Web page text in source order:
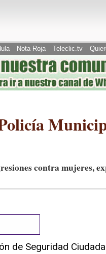
Nota Roja Teleclic.tv
contra mujeres,
de Seguridad